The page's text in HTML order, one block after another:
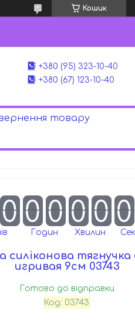
Кошик
+380 (95) 323-10-40
+380 (67) 123-10-40
товару
0 0 0
Годин
0 0
Хвилин
0
силіконова тягнучка
игривая 9см 03743
Готово до відправки
Код: 03743